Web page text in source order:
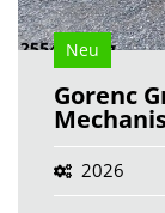
Neu
Gorenc
2026